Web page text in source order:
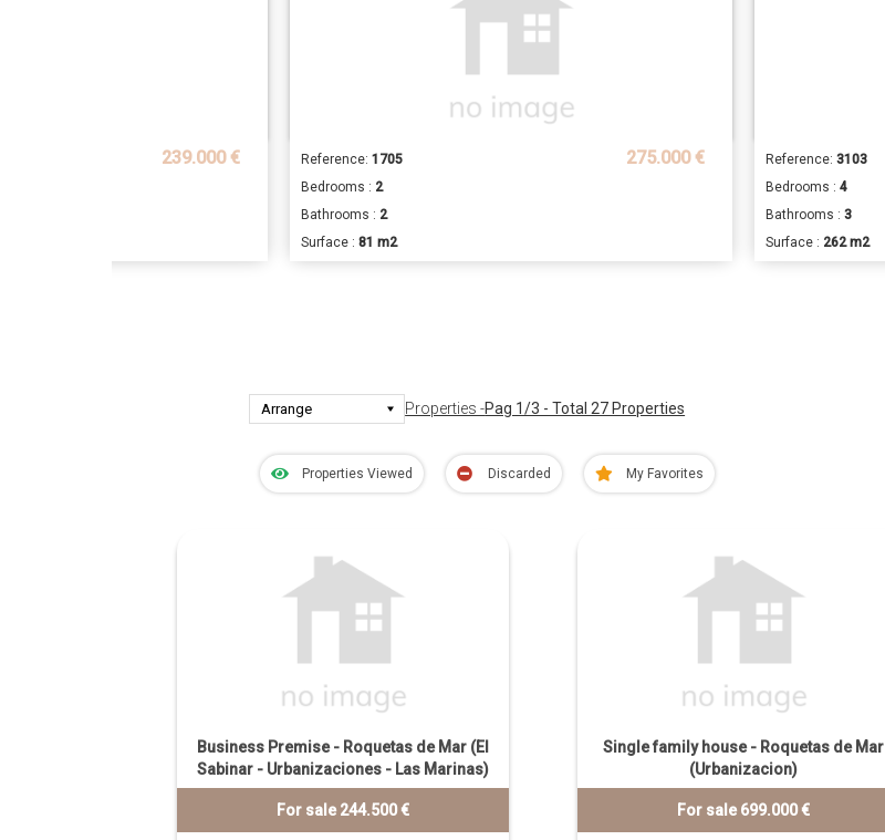
239.000 € Reference: 1705 275.000 €
Bedrooms : 2
Bathrooms : 2
Surface : 81 m2
Reference: 3103
Bedrooms : 4
Bathrooms : 3
Surface : 262 m2
Properties -Pag 1/3 - Total 27 Properties
Properties Viewed Discarded My Favorites
Business Premise - Roquetas de Mar (El
Sabinar - Urbanizaciones - Las Marinas)
For sale 244.500 €
Single family house - Roquetas de Mar
(Urbanizacion)
For sale 699.000 €